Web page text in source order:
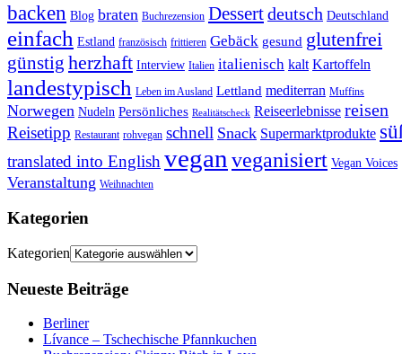
backen Blog braten Buchrezension Dessertdeutsch Deutschland
einfach Estland französisch frittieren Gebäck gesund glutenfrei
günstig herzhaft Interview Italien italienisch kalt Kartoffeln
landestypisch Leben im Ausland Lettland mediterran Muffins
Norwegen Nudeln Persönliches Realitätscheck Reiseerlebnisse reisen
Reisetipp Restaurant rohvegan schnell Snack Supermarktprodukte
translated into English vegan veganisiert Vegan Voices
Veranstaltung Weihnachten
Kategorien
Kategorien
Neueste Beiträge
Berliner
Lívance – Tschechische Pfannkuchen